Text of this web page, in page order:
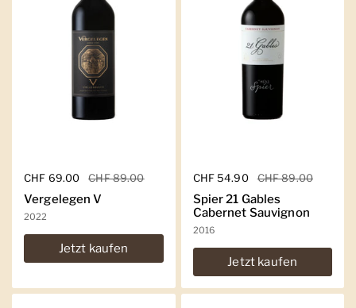
Regulärer Preis
CHF 69.00 Sale-Preis
CHF 89.00
Vergelegen V
2022
Jetzt kaufen
Regulärer Preis
CHF 54.90 Sale-Preis
CHF 89.00
Spier 21 Gables
Cabernet Sauvignon
2016
Jetzt kaufen